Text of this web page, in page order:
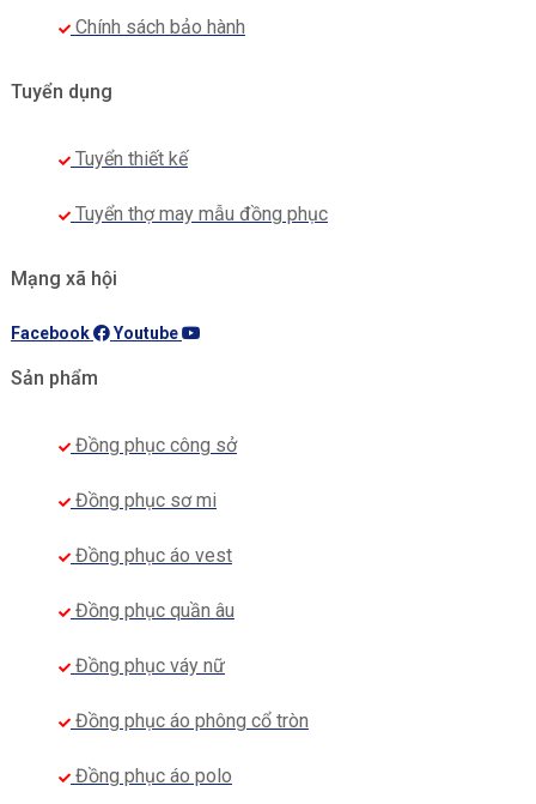
Chính sách bảo hành
Tuyển dụng
Tuyển thiết kế
Tuyển thợ may mẫu đồng phục
Mạng xã hội
Facebook Youtube
Sản phẩm
Đồng phục công sở
Đồng phục sơ mi
Đồng phục áo vest
Đồng phục quần âu
Đồng phục váy nữ
Đồng phục áo phông cổ tròn
Đồng phục áo polo